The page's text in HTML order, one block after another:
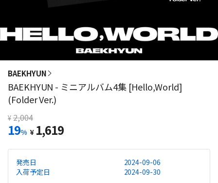
BAEKHYUN
BAEKHYUN - ミニアルバム4集 [Hello,World]
(Folder Ver.)
¥ 2,004
19% ¥ 1,619
発売日
2024-09-06
入荷予定日
2024-09-30